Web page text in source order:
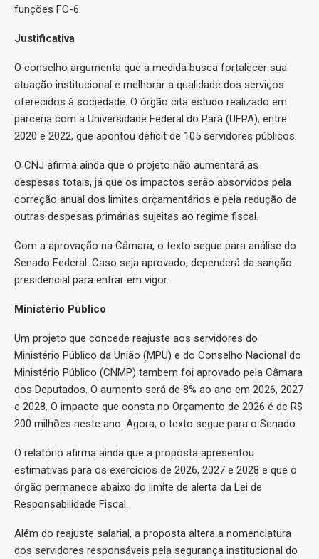
funções FC-6
Justificativa
O conselho argumenta que a medida busca fortalecer sua
atuação institucional e melhorar a qualidade dos serviços
oferecidos à sociedade. O órgão cita estudo realizado em
parceria com a Universidade Federal do Pará (UFPA), entre
2020 e 2022, que apontou déficit de 105 servidores públicos.
O CNJ afirma ainda que o projeto não aumentará as
despesas totais, já que os impactos serão absorvidos pela
correção anual dos limites orçamentários e pela redução de
outras despesas primárias sujeitas ao regime fiscal.
Com a aprovação na Câmara, o texto segue para análise do
Senado Federal. Caso seja aprovado, dependerá da sanção
presidencial para entrar em vigor.
Ministério Público
Um projeto que concede reajuste aos servidores do
Ministério Público da União (MPU) e do Conselho Nacional do
Ministério Público (CNMP) tambem foi aprovado pela Câmara
dos Deputados. O aumento será de 8% ao ano em 2026, 2027
e 2028. O impacto que consta no Orçamento de 2026 é de R$
200 milhões neste ano. Agora, o texto segue para o Senado.
O relatório afirma ainda que a proposta apresentou
estimativas para os exercícios de 2026, 2027 e 2028 e que o
órgão permanece abaixo do limite de alerta da Lei de
Responsabilidade Fiscal.
Além do reajuste salarial, a proposta altera a nomenclatura
dos servidores responsáveis pela segurança institucional do